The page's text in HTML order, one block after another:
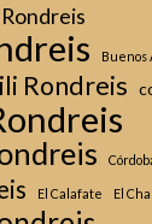
Buenos
Rondreis
El Calafate El